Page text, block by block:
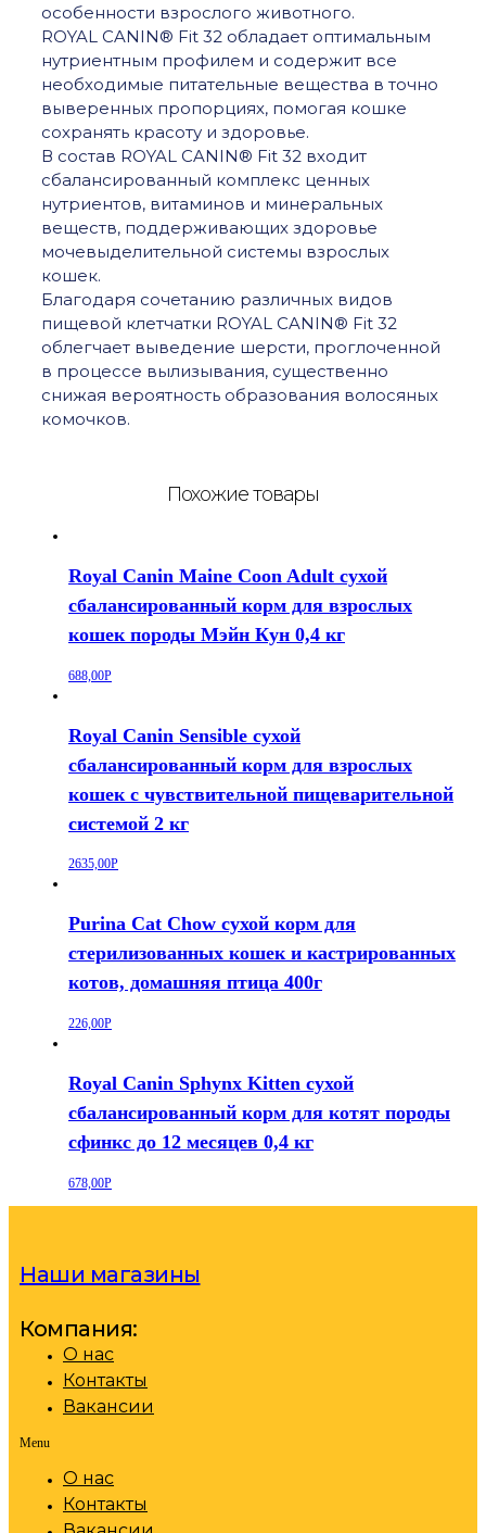
кошек,
имеющих
улицу
0,4кг
особенности взрослого животного.
ROYAL CANIN® Fit 32 обладает оптимальным
нутриентным профилем и содержит все
необходимые питательные вещества в точно
выверенных пропорциях, помогая кошке
сохранять красоту и здоровье.
В состав ROYAL CANIN® Fit 32 входит
сбалансированный комплекс ценных
нутриентов, витаминов и минеральных
веществ, поддерживающих здоровье
мочевыделительной системы взрослых
кошек.
Благодаря сочетанию различных видов
пищевой клетчатки ROYAL CANIN® Fit 32
облегчает выведение шерсти, проглоченной
в процессе вылизывания, существенно
снижая вероятность образования волосяных
комочков.
Похожие товары
Royal Canin Maine Coon Adult сухой
сбалансированный корм для взрослых
кошек породы Мэйн Кун 0,4 кг
688,00Р
Royal Canin Sensible сухой
сбалансированный корм для взрослых
кошек с чувствительной пищеварительной
системой 2 кг
2635,00Р
Purina Cat Chow сухой корм для
стерилизованных кошек и кастрированных
котов, домашняя птица 400г
226,00Р
Royal Canin Sphynx Kitten сухой
сбалансированный корм для котят породы
сфинкс до 12 месяцев 0,4 кг
678,00Р
Наши магазины
Компания:
О нас
Контакты
Вакансии
Menu
О нас
Контакты